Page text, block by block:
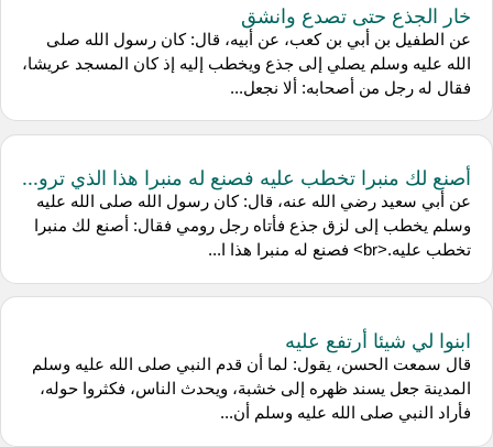
خار الجذع حتى تصدع وانشق
عن الطفيل بن أبي بن كعب، عن أبيه، قال: كان رسول الله صلى
الله عليه وسلم يصلي إلى جذع ويخطب إليه إذ كان المسجد عريشا،
فقال له رجل من أصحابه: ألا نجعل...
أصنع لك منبرا تخطب عليه فصنع له منبرا هذا الذي ترو...
عن أبي سعيد رضي الله عنه، قال: كان رسول الله صلى الله عليه
وسلم يخطب إلى لزق جذع فأتاه رجل رومي فقال: أصنع لك منبرا
تخطب عليه.<br> فصنع له منبرا هذا ا...
ابنوا لي شيئا أرتفع عليه
قال سمعت الحسن، يقول: لما أن قدم النبي صلى الله عليه وسلم
المدينة جعل يسند ظهره إلى خشبة، ويحدث الناس، فكثروا حوله،
فأراد النبي صلى الله عليه وسلم أن...